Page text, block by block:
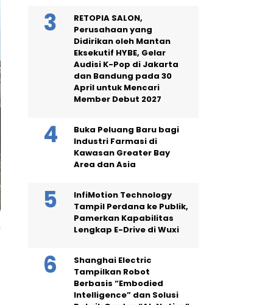
RETOPIA SALON,
Perusahaan yang
Didirikan oleh Mantan
Eksekutif HYBE, Gelar
Audisi K-Pop di Jakarta
dan Bandung pada 30
April untuk Mencari
Member Debut 2027
Buka Peluang Baru bagi
Industri Farmasi di
Kawasan Greater Bay
Area dan Asia
InfiMotion Technology
Tampil Perdana ke Publik,
Pamerkan Kapabilitas
Lengkap E-Drive di Wuxi
Shanghai Electric
Tampilkan Robot
Berbasis “Embodied
Intelligence” dan Solusi